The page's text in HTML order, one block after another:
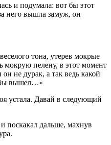
и подумала: вот бы этот
него вышла замуж, он
тона, утерев мокрые
мокрую пелену, в этот момент
не дурак, а так ведь какой
вышел…»
устала. Давай в следующий
поскакал дальше, махнув